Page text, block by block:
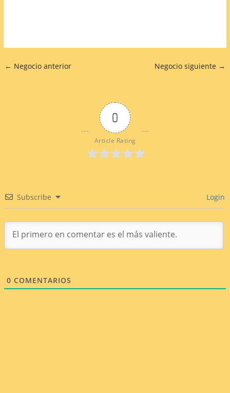
← Negocio anterior Negocio siguiente →
0
Article Rating
Subscribe Login
0 COMENTARIOS